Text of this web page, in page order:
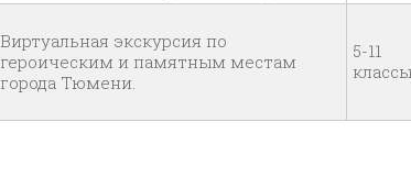
Виртуальная экскурсия по
героическим и памятным местам
города Тюмени.
5-11
классы